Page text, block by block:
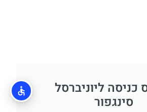
כניסה ליוניברסל
סינגפור